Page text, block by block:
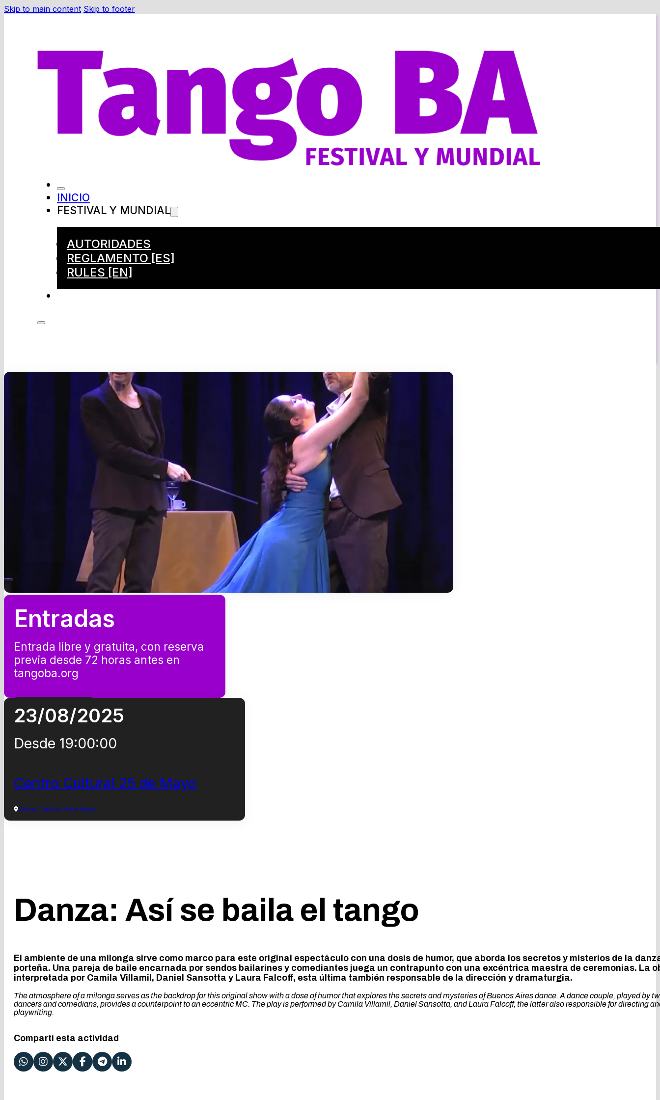
Skip to main content Skip to footer
INICIO
FESTIVAL Y MUNDIAL
AUTORIDADES
REGLAMENTO [ES]
RULES [EN]
Entradas
Entrada libre y gratuita, con reserva
previa desde 72 horas antes en
tangoba.org
23/08/2025
Desde 19:00:00
Centro Cultural 25 de Mayo
Centro Cultural 25 de Mayo
Danza: Así se baila el tango
El ambiente de una milonga sirve como marco para este original espectáculo con una dosis de humor, que aborda los secretos y misterios de la
porteña. Una pareja de baile encarnada por sendos bailarines y comediantes juega un contrapunto con una excéntrica maestra de ceremonias. La
interpretada por Camila Villamil, Daniel Sansotta y Laura Falcoff, esta última también responsable de la dirección y dramaturgia.
The atmosphere of a milonga serves as the backdrop for this original show with a dose of humor that explores the secrets and mysteries of Buenos Aires dance. A dance couple, played by
dancers and comedians, provides a counterpoint to an eccentric MC. The play is performed by Camila Villamil, Daniel Sansotta, and Laura Falcoff, the latter also responsible for directing
playwriting.
Compartí esta actividad